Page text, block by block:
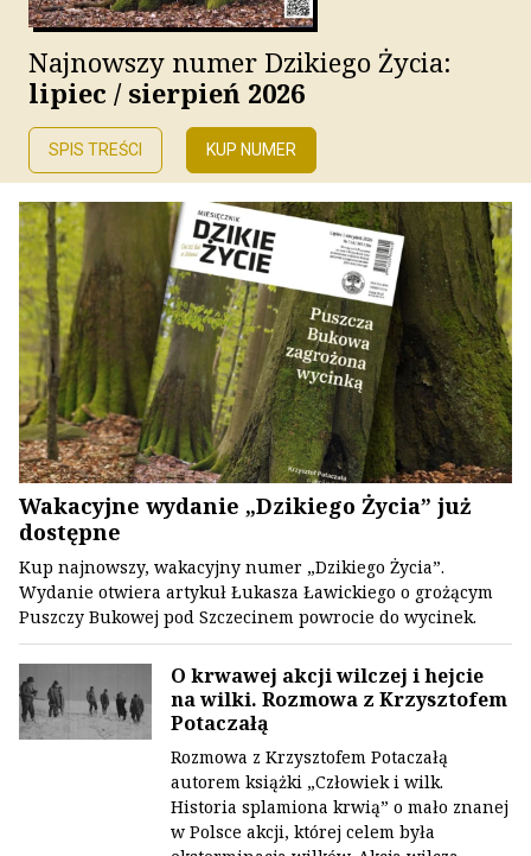
Najnowszy numer Dzikiego Życia:
lipiec / sierpień 2026
SPIS TREŚCI KUP NUMER
Wakacyjne wydanie „Dzikiego Życia” już
dostępne
Kup najnowszy, wakacyjny numer „Dzikiego Życia”.
Wydanie otwiera artykuł Łukasza Ławickiego o grożącym
Puszczy Bukowej pod Szczecinem powrocie do wycinek.
O krwawej akcji wilczej i hejcie
na wilki. Rozmowa z Krzysztofem
Potaczałą
Rozmowa z Krzysztofem Potaczałą
autorem książki „Człowiek i wilk.
Historia splamiona krwią” o mało znanej
w Polsce akcji, której celem była